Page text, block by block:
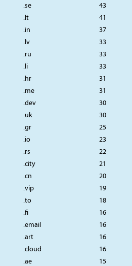
.se
43
.lt
41
.in
37
.lv
33
.ru
33
.li
33
.hr
31
.me
31
.dev
30
.uk
30
.gr
25
.io
23
.rs
22
.city
21
.cn
20
.vip
19
.to
18
.fi
16
.email
16
.art
16
.cloud
16
.ae
15